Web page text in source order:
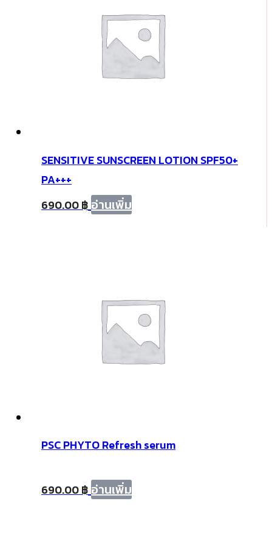
SENSITIVE SUNSCREEN LOTION SPF50+
PA+++
690.00฿ อ่านเพิ่ม
PSC PHYTO Refresh serum
690.00฿อ่านเพิ่ม